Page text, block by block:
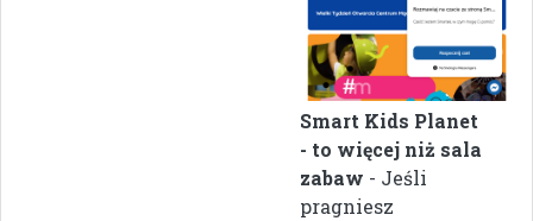
Smart Kids Planet
- to więcej niż sala
zabaw - Jeśli
pragniesz